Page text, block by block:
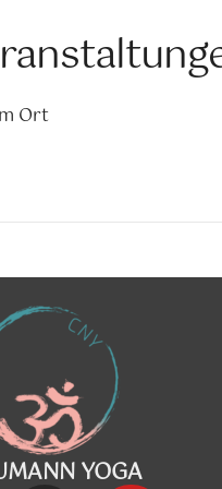
Ort
YOGA